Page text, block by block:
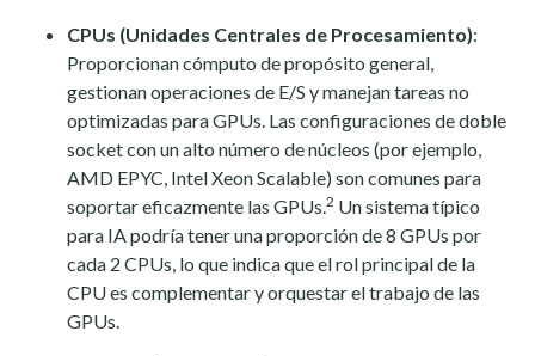
CPUs (Unidades Centrales de Procesamiento):
Proporcionan cómputo de propósito general,
gestionan operaciones de E/S y manejan tareas no
optimizadas para GPUs. Las configuraciones de doble
socket con un alto número de núcleos (por ejemplo,
AMD EPYC, Intel Xeon Scalable) son comunes para
soportar eficazmente las GPUs.2 Un sistema típico
para IA podría tener una proporción de 8 GPUs por
cada 2 CPUs, lo que indica que el rol principal de la
CPU es complementar y orquestar el trabajo de las
GPUs.